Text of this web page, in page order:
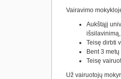
Vairavimo
Aukštąjį
Teisę dirbti
Bent 3
Teisę
Už vairuotojų